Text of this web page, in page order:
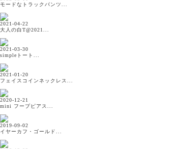
モードなトラックパンツ...
2021-04-22
大人の白T@2021...
2021-03-30
simpleトート...
2021-01-20
フェイスコインネックレス...
2020-12-21
mini フープピアス...
2019-09-02
イヤーカフ・ゴールド...